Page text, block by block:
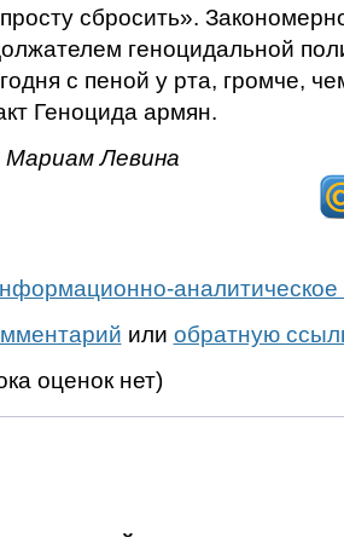
сбросить».
геноцидальной
с пеной у рта, громче,
Геноцида армян.
Мариам Левина
аналитическое
или обратную
оценок нет)